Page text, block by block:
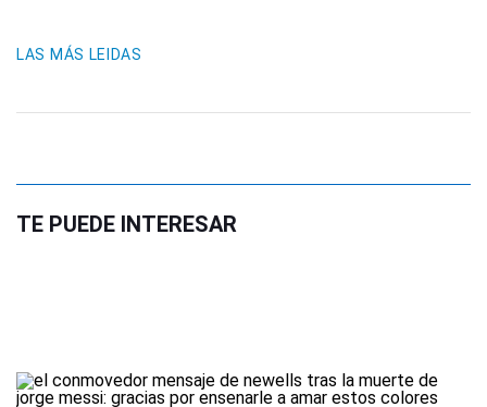
LAS MÁS LEIDAS
TE PUEDE INTERESAR